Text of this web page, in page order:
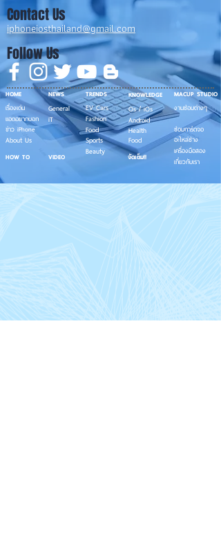
iphoneiosthailand@gmail.com
Contact Us
Follow Us
TRENDS
EV Cars
Fashion
Food
Sports
Beauty
KNOWLEDGE
Os / iOs
Android
Health
Food
MACUP STUDIO
งานซ่อมต่างๆ
ซ่อมการ์ดจอ
อะไหล่ช่าง
เครื่องมือสอง
เกี่ยวกับเรา
NEWS
General
iT
HOME
เรื่องเด่น
แอดอยากบอก
About Us
ข่าว iPhone
จัดเต็ม!!
HOW TO VIDEO